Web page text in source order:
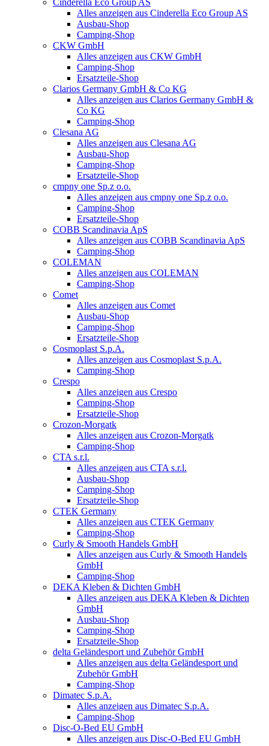
Cinderella Eco Group AS
Alles anzeigen aus Cinderella Eco Group AS
Ausbau-Shop
Camping-Shop
CKW GmbH
Alles anzeigen aus CKW GmbH
Camping-Shop
Ersatzteile-Shop
Clarios Germany GmbH & Co KG
Alles anzeigen aus Clarios Germany GmbH &
Co KG
Camping-Shop
Clesana AG
Alles anzeigen aus Clesana AG
Ausbau-Shop
Camping-Shop
Ersatzteile-Shop
cmpny one Sp.z o.o.
Alles anzeigen aus cmpny one Sp.z o.o.
Camping-Shop
Ersatzteile-Shop
COBB Scandinavia ApS
Alles anzeigen aus COBB Scandinavia ApS
Camping-Shop
COLEMAN
Alles anzeigen aus COLEMAN
Camping-Shop
Comet
Alles anzeigen aus Comet
Ausbau-Shop
Camping-Shop
Ersatzteile-Shop
Cosmoplast S.p.A.
Alles anzeigen aus Cosmoplast S.p.A.
Camping-Shop
Crespo
Alles anzeigen aus Crespo
Camping-Shop
Ersatzteile-Shop
Crozon-Morgatk
Alles anzeigen aus Crozon-Morgatk
Camping-Shop
CTA s.r.l.
Alles anzeigen aus CTA s.r.l.
Ausbau-Shop
Camping-Shop
Ersatzteile-Shop
CTEK Germany
Alles anzeigen aus CTEK Germany
Camping-Shop
Curly & Smooth Handels GmbH
Alles anzeigen aus Curly & Smooth Handels
GmbH
Camping-Shop
DEKA Kleben & Dichten GmbH
Alles anzeigen aus DEKA Kleben & Dichten
GmbH
Ausbau-Shop
Camping-Shop
Ersatzteile-Shop
delta Geländesport und Zubehör GmbH
Alles anzeigen aus delta Geländesport und
Zubehör GmbH
Camping-Shop
Dimatec S.p.A.
Alles anzeigen aus Dimatec S.p.A.
Camping-Shop
Disc-O-Bed EU GmbH
Alles anzeigen aus Disc-O-Bed EU GmbH